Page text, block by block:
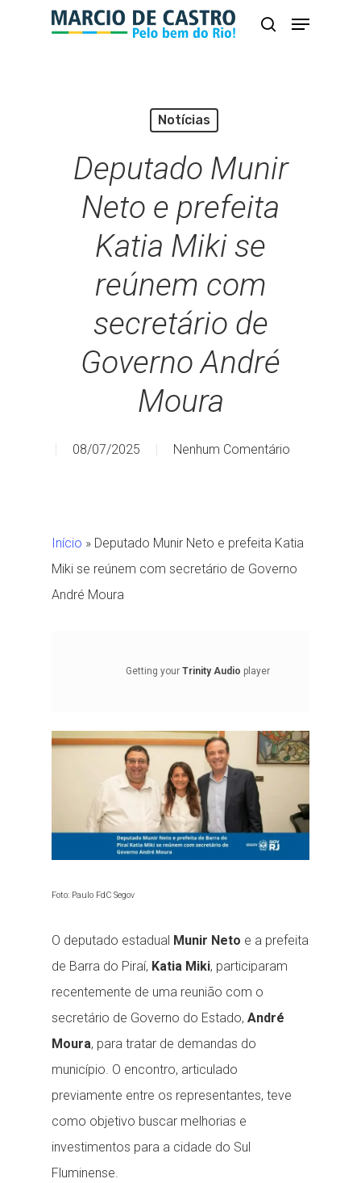
busca
Menu
Notícias
Deputado Munir
Neto e prefeita
Katia Miki se
reúnem com
secretário de
Governo André
Moura
08/07/2025 Nenhum Comentário
Início » Deputado Munir Neto e prefeita Katia
Miki se reúnem com secretário de Governo
André Moura
Getting your Trinity Audio player
ready...
Foto: Paulo FdC Segov
O deputado estadual Munir Neto e a prefeita
de Barra do Piraí, Katia Miki, participaram
recentemente de uma reunião com o
secretário de Governo do Estado, André
Moura, para tratar de demandas do
município. O encontro, articulado
previamente entre os representantes, teve
como objetivo buscar melhorias e
investimentos para a cidade do Sul
Fluminense.